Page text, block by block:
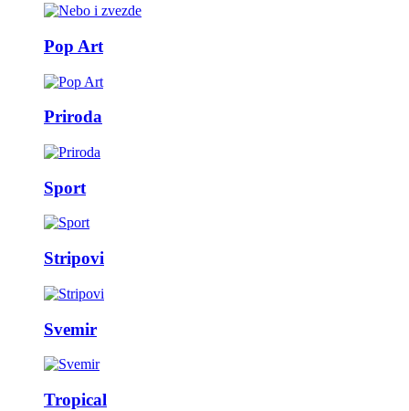
Pop Art
Priroda
Sport
Stripovi
Svemir
Tropical